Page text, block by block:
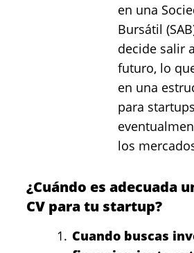
en una
Bursátil
decide salir
futuro, lo
en una
para
los
¿Cuándo es adecuada
CV para tu startup?
Cuando buscas